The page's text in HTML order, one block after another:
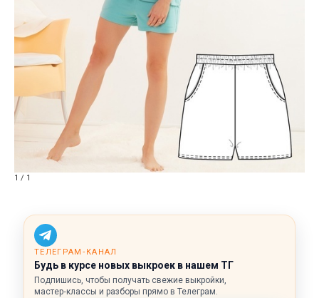
1 / 1
ТЕЛЕГРАМ‑КАНАЛ
Будь в курсе новых выкроек в нашем ТГ
Подпишись, чтобы получать свежие выкройки,
мастер‑классы и разборы прямо в Телеграм.